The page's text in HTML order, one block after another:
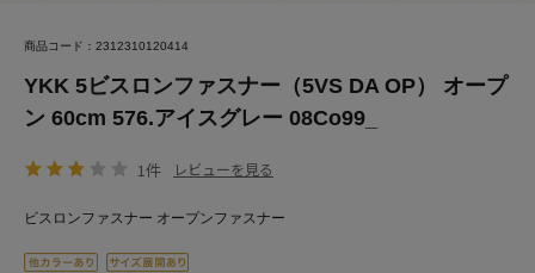
商品コード：2312310120414
YKK 5ビスロンファスナー（5VS DA OP） オープ
ン 60cm 576.アイスグレー 08Co99_
1件 レビューを見る
ビスロンファスナー オープンファスナー